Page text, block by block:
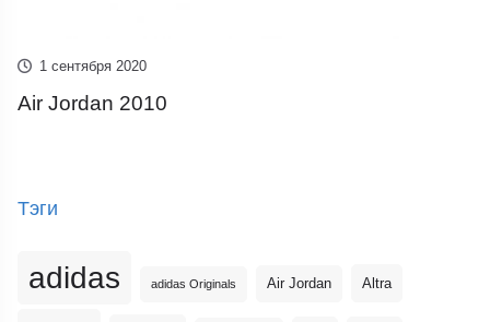
1 сентября 2020
Air Jordan 2010
Тэги
adidas adidas Originals Air Jordan Altra